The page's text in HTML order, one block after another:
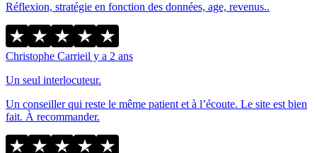
Réflexion, stratégie en fonction des données, age, revenus..
Christophe Carrieil y a 2 ans
Un seul interlocuteur.
Un conseiller qui reste le même patient et à l’écoute. Le site est bien
fait. À recommander.